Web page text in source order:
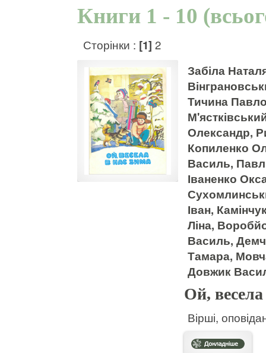
Книги 1 - 10
Сторінки : [1] 2
Забіла
Тичина
Олександр,
Копиленко
Василь,
Іваненко
Іван,
Ліна,
Василь,
Тамара,
Довжик
Ой,
Вірші,